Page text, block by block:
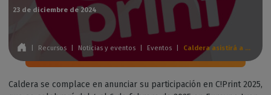
23 de diciembre de 2024
Recursos Noticias y eventos Eventos Caldera asistirá a C!Print 2025
Caldera se complace en anunciar su participación en C!Print 2025,